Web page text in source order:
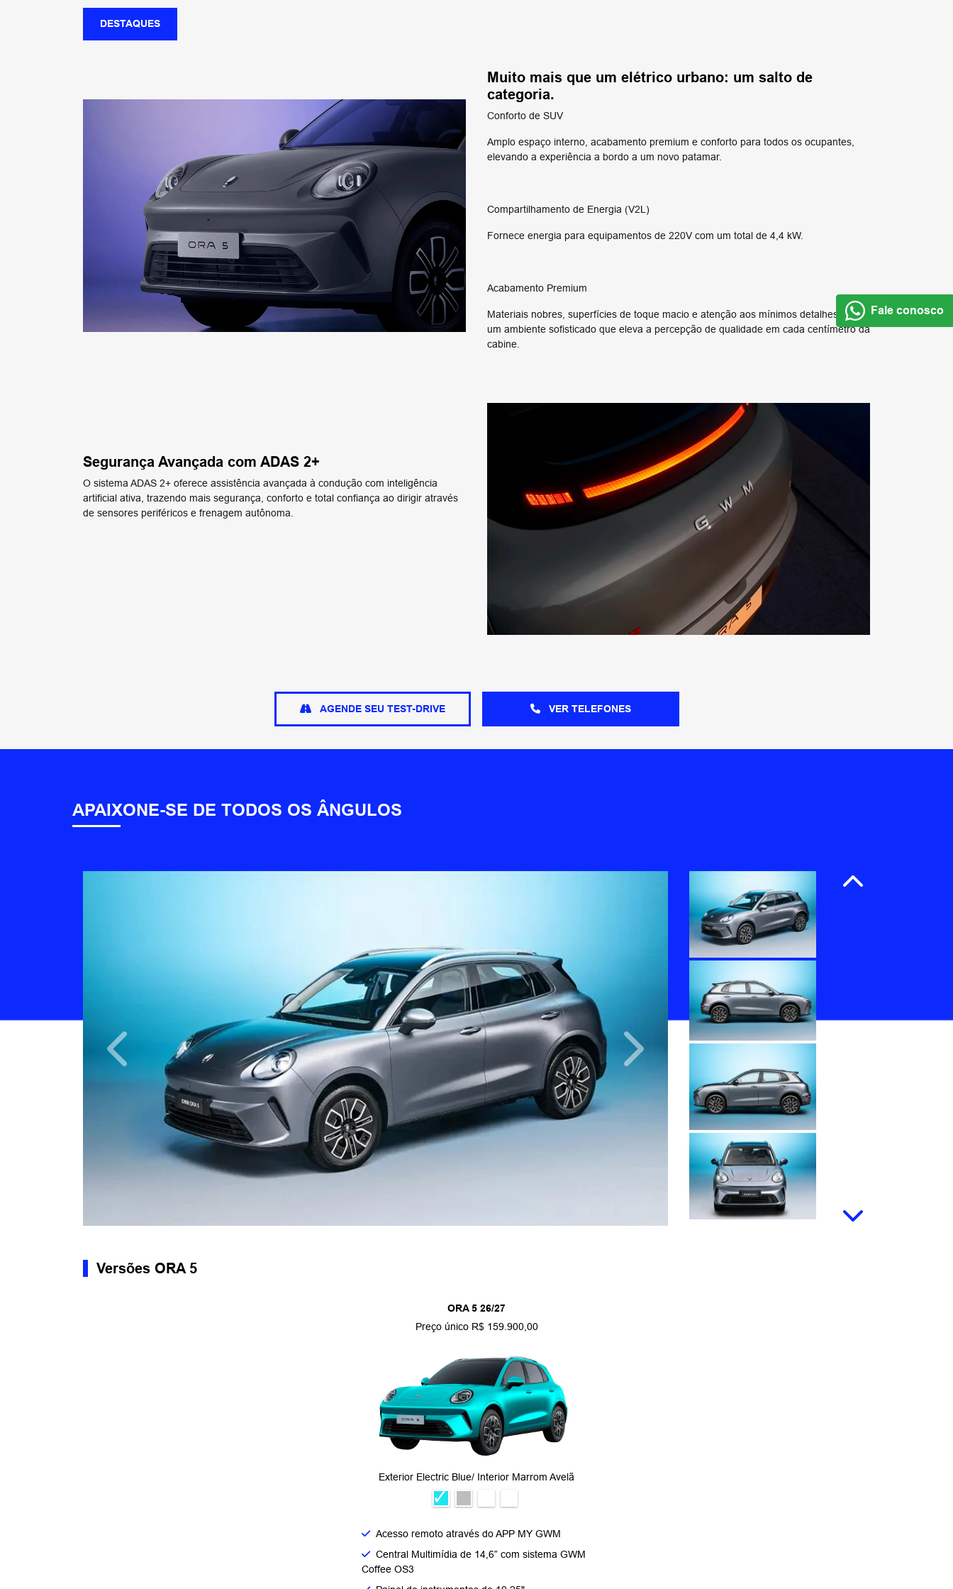
DESTAQUES
Muito mais que um elétrico urbano: um salto de
categoria.
Conforto de SUV
Amplo espaço interno, acabamento premium e conforto para todos os ocupantes,
elevando a experiência a bordo a um novo patamar.
Compartilhamento de Energia (V2L)
Fornece energia para equipamentos de 220V com um total de 4,4 kW.
Acabamento Premium
Materiais nobres, superfícies de toque macio e atenção aos mínimos detalhes criam
um ambiente sofisticado que eleva a percepção de qualidade em cada centímetro da
cabine.
Segurança Avançada com ADAS 2+
O sistema ADAS 2+ oferece assistência avançada à condução com inteligência
artificial ativa, trazendo mais segurança, conforto e total confiança ao dirigir através
de sensores periféricos e frenagem autônoma.
VER TELEFONES
AGENDE SEU TEST-DRIVE
APAIXONE-SE DE TODOS OS ÂNGULOS
Anterior Próximo
Anterior
Versões ORA 5
ORA 5 26/27
Preço único R$ 159.900,00
Exterior Electric Blue/ Interior Marrom Avelã
Acesso remoto através do APP MY GWM
Central Multimídia de 14,6” com sistema GWM
Coffee OS3
Fale conosco